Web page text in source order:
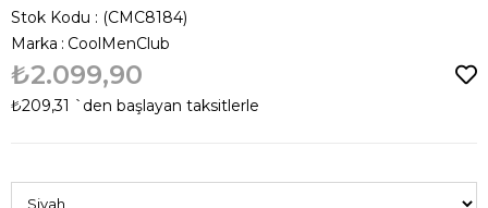
Stok Kodu
(CMC8184)
Marka : CoolMenClub
₺2.099,90
₺209,31 `den başlayan taksitlerle